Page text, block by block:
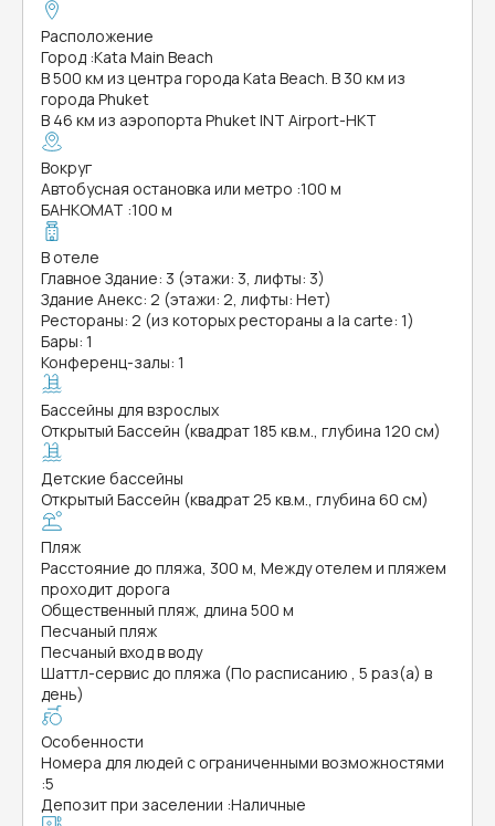
Расположение
Город :Kata Main Beach
В 500 км из центра города Kata Beach. В 30 км из
города Phuket
В 46 км из аэропорта Phuket INT Airport-HKT
Вокруг
Автобусная остановка или метро :100 м
БАНКОМАТ :100 м
В отеле
Главное Здание: 3 (этажи: 3, лифты: 3)
Здание Анекс: 2 (этажи: 2, лифты: Нет)
Рестораны: 2 (из которых рестораны a la carte: 1)
Бары: 1
Конференц-залы: 1
Бассейны для взрослых
Открытый Бассейн (квадрат 185 кв.м., глубина 120 см)
Детские бассейны
Открытый Бассейн (квадрат 25 кв.м., глубина 60 см)
Пляж
Расстояние до пляжа, 300 м, Между отелем и пляжем
проходит дорога
Общественный пляж, длина 500 м
Песчаный пляж
Песчаный вход в воду
Шаттл-сервис до пляжа (По расписанию , 5 раз(а) в
день)
Особенности
Номера для людей с ограниченными возможностями
:5
Депозит при заселении :Наличные